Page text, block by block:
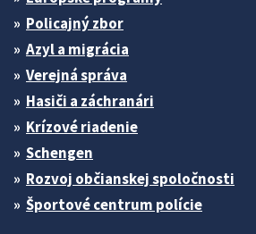
Policajný zbor
Azyl a migrácia
Verejná správa
Hasiči a záchranári
Krízové riadenie
Schengen
Rozvoj občianskej spoločnosti
Športové centrum polície